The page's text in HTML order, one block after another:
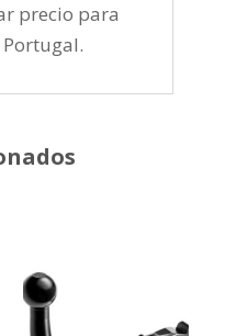
precio para